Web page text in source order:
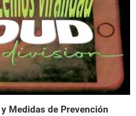
Medidas de Prevención